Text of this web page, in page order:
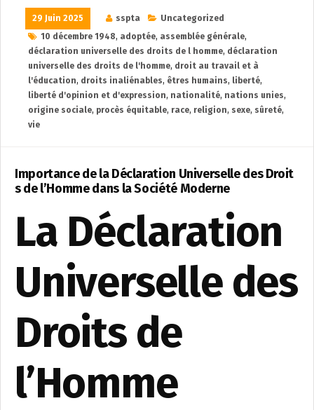
29 Juin 2025 sspta
Uncategorized
10 décembre 1948, adoptée, assemblée générale,
déclaration universelle des droits de l homme, déclaration
universelle des droits de l'homme, droit au travail et à
l'éducation, droits inaliénables, êtres humains, liberté,
liberté d'opinion et d'expression, nationalité, nations unies,
origine sociale, procès équitable, race, religion, sexe, sûreté,
vie
Importance de la Déclaration Universelle des Droit
s de l’Homme dans la Société Moderne
La Déclaration
Universelle des
Droits de
l’Homme